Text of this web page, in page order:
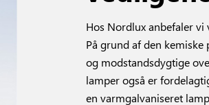
Hos Nordlux anbefaler
På grund af den
og modstandsdygtige
lamper også er
en varmgalvaniseret